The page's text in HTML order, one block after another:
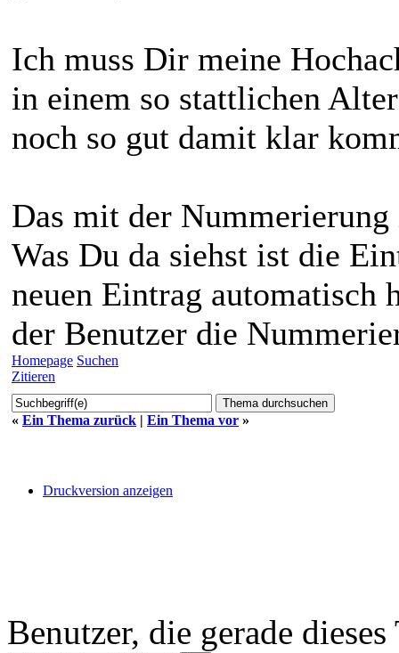
Ich muss Dir meine
in einem so stattlichen
noch so gut damit klar
Das mit der
Was Du da siehst ist die
neuen Eintrag
der Benutzer die
Homepage Suchen
Zitieren
« Ein Thema zurück | Ein Thema vor »
Druckversion anzeigen
Benutzer, die gerade